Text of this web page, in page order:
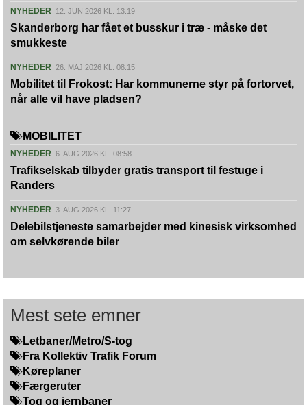
NYHEDER 12. JUN 2026 KL. 13:19
Skanderborg har fået et busskur i træ - måske det
smukkeste
NYHEDER 26. MAJ 2026 KL. 08:15
Mobilitet til Frokost: Har kommunerne styr på fortorvet,
når alle vil have pladsen?
MOBILITET
NYHEDER 6. AUG 2026 KL. 08:58
Trafikselskab tilbyder gratis transport til festuge i
Randers
NYHEDER 3. AUG 2026 KL. 11:27
Delebilstjeneste samarbejder med kinesisk virksomhed
om selvkørende biler
Mest sete emner
Letbaner/Metro/S-tog
Fra Kollektiv Trafik Forum
Køreplaner
Færgeruter
Tog og jernbaner